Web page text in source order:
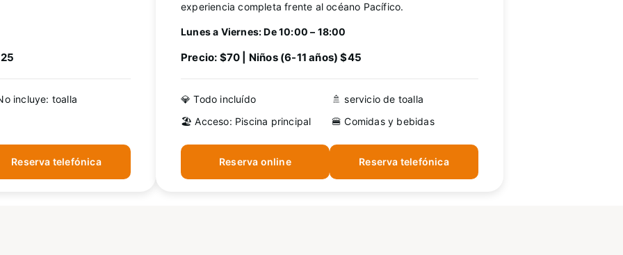
incluye: toalla
Reserva telefónica
experiencia completa frente al océano Pacífico.
Lunes a Viernes: De 10:00 – 18:00
Precio: $70 | Niños (6-11 años) $45
💎 Todo incluído
🚿 servicio de toalla
🏖️ Acceso: Piscina principal
🍔 Comidas y bebidas
Reserva online Reserva telefónica